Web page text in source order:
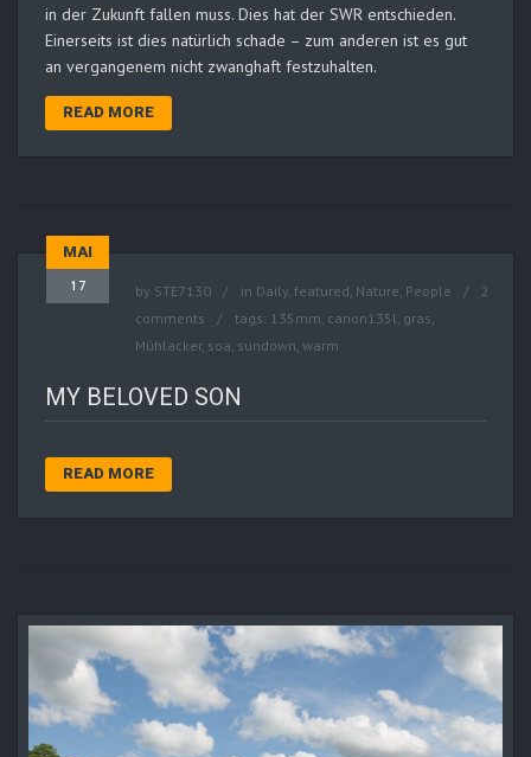
in der Zukunft fallen muss. Dies hat der SWR entschieden.
Einerseits ist dies natürlich schade – zum anderen ist es gut
an vergangenem nicht zwanghaft festzuhalten.
READ MORE
MAI
17 by STE7130 in Daily, featured, Nature, People
2
comments
tags: 135mm, canon135l, gras,
Mühlacker, soa, sundown, warm
MY BELOVED SON
READ MORE